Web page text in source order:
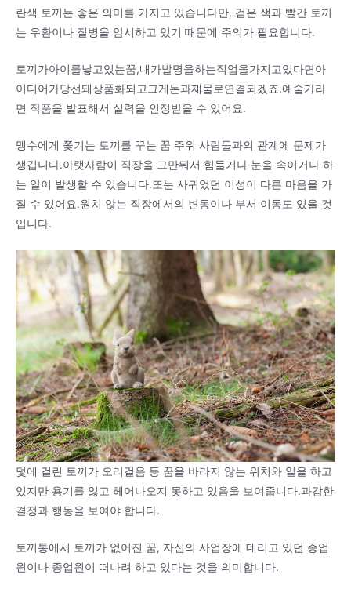
란색 토끼는 좋은 의미를 가지고 있습니다만, 검은 색과 빨간 토끼
는 우환이나 질병을 암시하고 있기 때문에 주의가 필요합니다.
토끼가아이를낳고있는꿈,내가발명을하는직업을가지고있다면아
이디어가당선돼상품화되고그게돈과재물로연결되겠죠.예술가라
면 작품을 발표해서 실력을 인정받을 수 있어요.
맹수에게 쫓기는 토끼를 꾸는 꿈 주위 사람들과의 관계에 문제가
생깁니다.아랫사람이 직장을 그만둬서 힘들거나 눈을 속이거나 하
는 일이 발생할 수 있습니다.또는 사귀었던 이성이 다른 마음을 가
질 수 있어요.원치 않는 직장에서의 변동이나 부서 이동도 있을 것
입니다.
덫에 걸린 토끼가 오리걸음 등 꿈을 바라지 않는 위치와 일을 하고
있지만 용기를 잃고 헤어나오지 못하고 있음을 보여줍니다.과감한
결정과 행동을 보여야 합니다.
토끼통에서 토끼가 없어진 꿈, 자신의 사업장에 데리고 있던 종업
원이나 종업원이 떠나려 하고 있다는 것을 의미합니다.